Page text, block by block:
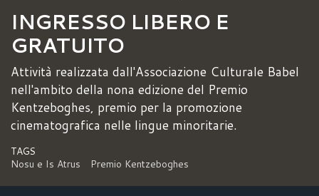
INGRESSO LIBERO E
GRATUITO
Attività realizzata dall'Associazione Culturale Babel
nell'ambito della nona edizione del Premio
Kentzeboghes, premio per la promozione
cinematografica nelle lingue minoritarie.
TAGS
Nosu e Is Atrus
Premio Kentzeboghes